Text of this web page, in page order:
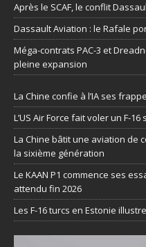
Après le SCAF, le conflit
Dassault Aviation : le Rafale
Méga-contrats PAC-3 et
pleine expansion
La Chine confie à l’IA ses
L’US Air Force fait voler un F-
La Chine bâtit une aviation de
la sixième génération
Le KAAN P1 commence ses
attendu fin 2026
Les F-16 turcs en Estonie